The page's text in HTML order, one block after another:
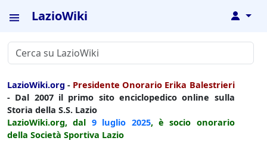
LazioWiki ↓
LazioWiki.org - Presidente Onorario Erika Balestrieri
- Dal 2007 il primo sito enciclopedico online sulla
Storia della S.S. Lazio
LazioWiki.org, dal 9 luglio 2025, è socio onorario
della Società Sportiva Lazio